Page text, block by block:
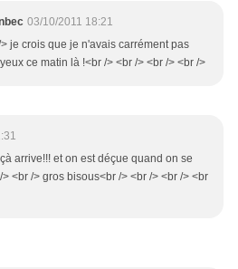
03/10/2011 18:21
je crois que je n'avais carrément pas
ce matin là !<br /> <br /> <br /> <br />
arrive!!! et on est déçue quand on se
<br /> gros bisous<br /> <br /> <br /> <br